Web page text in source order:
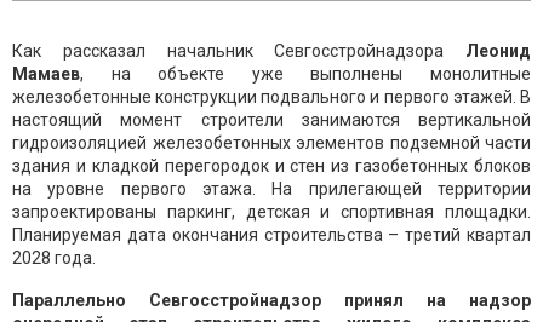
Как рассказал начальник Севгосстройнадзора Леонид
Мамаев, на объекте уже выполнены монолитные
железобетонные конструкции подвального и первого этажей. В
настоящий момент строители занимаются вертикальной
гидроизоляцией железобетонных элементов подземной части
здания и кладкой перегородок и стен из газобетонных блоков
на уровне первого этажа. На прилегающей территории
запроектированы паркинг, детская и спортивная площадки.
Планируемая дата окончания строительства – третий квартал
2028 года.
Параллельно Севгосстройнадзор принял на надзор